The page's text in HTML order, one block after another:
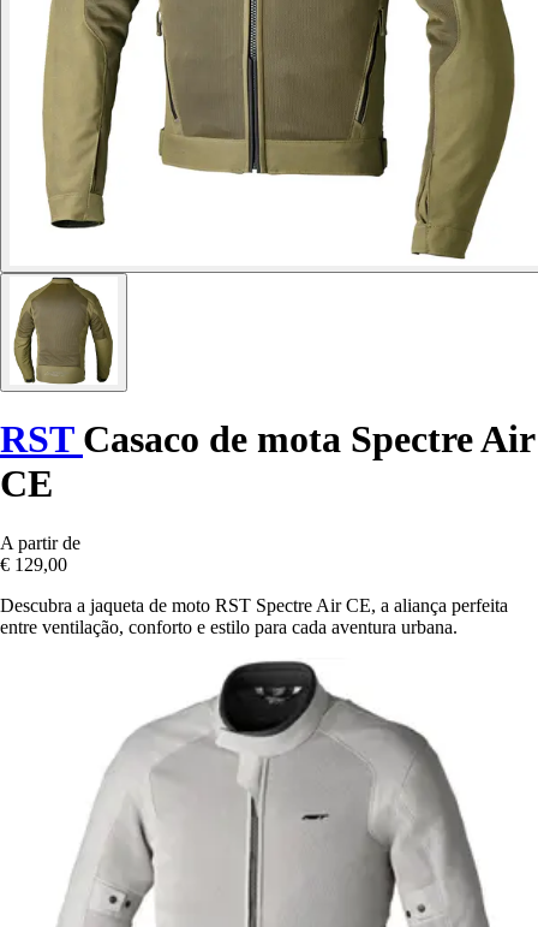
RST Casaco de mota Spectre Air
CE
A partir de
€ 129,00
Descubra a jaqueta de moto RST Spectre Air CE, a aliança perfeita
entre ventilação, conforto e estilo para cada aventura urbana.